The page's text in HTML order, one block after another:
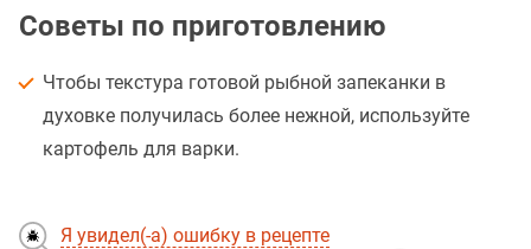
Советы по приготовлению
Чтобы текстура готовой рыбной запеканки в
духовке получилась более нежной, используйте
картофель для варки.
Я увидел(-а) ошибку в рецепте